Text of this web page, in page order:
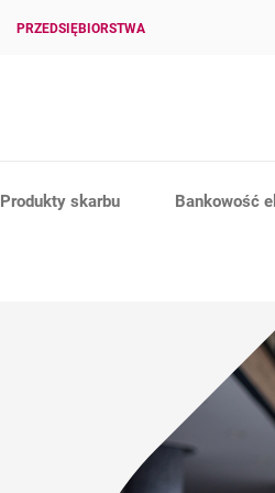
PRZEDSIĘBIORSTWA
Produkty skarbu Bankowość